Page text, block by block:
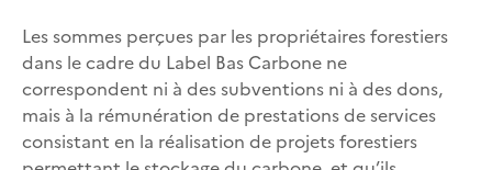
Les sommes perçues par les propriétaires forestiers
dans le cadre du Label Bas Carbone ne
correspondent ni à des subventions ni à des dons,
mais à la rémunération de prestations de services
consistant en la réalisation de projets forestiers